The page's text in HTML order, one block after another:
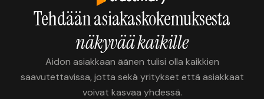
Tehdään asiakaskokemuksesta
näkyvää kaikille
Aidon asiakkaan äänen tulisi olla kaikkien
saavutettavissa, jotta sekä yritykset että asiakkaat
voivat kasvaa yhdessä.